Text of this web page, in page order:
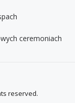
ceremoniach
reserved.